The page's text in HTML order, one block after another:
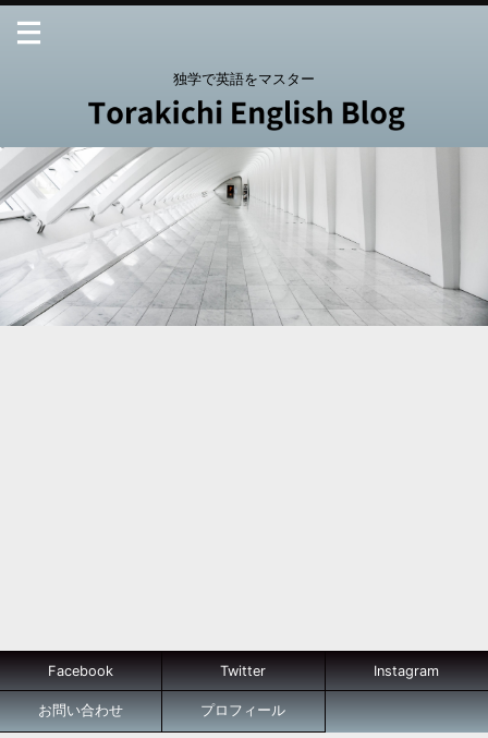
独学で英語をマスター
Facebook Twitter Instagram
お問い合わせ プロフィール